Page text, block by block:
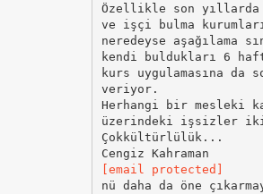
Özellikle son
ve işçi bulma
neredeyse aşağılama
kendi buldukları 6
kurs uygulamasına da
veriyor.
Herhangi bir mesleki
üzerindeki işsizler
Çokkültürlülük...
[email protected]
nü daha da öne